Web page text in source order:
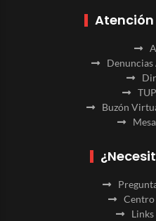
Buzón
Centro